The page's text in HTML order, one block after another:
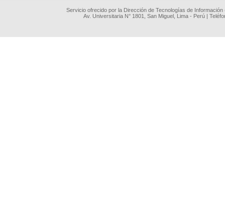
Servicio ofrecido por la Dirección de Tecnologías de
Av. Universitaria N° 1801, San Miguel, Lima - Perú |